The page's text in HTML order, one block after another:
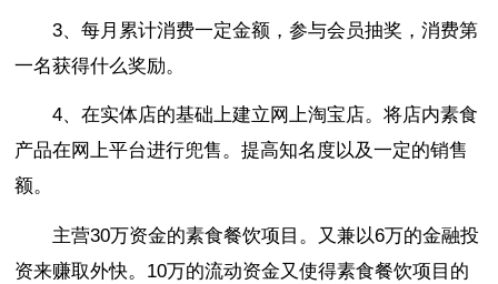
3、每月累计消费一定金额，参与会员抽奖，消费第
一名获得什么奖励。
4、在实体店的基础上建立网上淘宝店。将店内素食
产品在网上平台进行兜售。提高知名度以及一定的销售
额。
主营30万资金的素食餐饮项目。又兼以6万的金融投
资来赚取外快。10万的流动资金又使得素食餐饮项目的